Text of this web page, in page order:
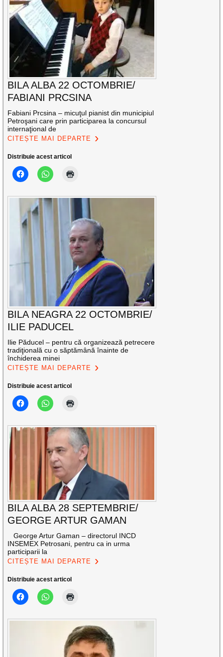
BILA ALBA 22 OCTOMBRIE/
FABIANI PRCSINA
Fabiani Prcsina – micuţul pianist din municipiul
Petroşani care prin participarea la concursul
internaţional de
CITEȘTE MAI DEPARTE
Distribuie acest articol
BILA NEAGRA 22 OCTOMBRIE/
ILIE PADUCEL
Ilie Păducel – pentru că organizează petrecere
tradiţională cu o săptămână înainte de
închiderea minei
CITEȘTE MAI DEPARTE
Distribuie acest articol
BILA ALBA 28 SEPTEMBRIE/
GEORGE ARTUR GAMAN
George Artur Gaman – directorul INCD
INSEMEX Petrosani, pentru ca in urma
participarii la
CITEȘTE MAI DEPARTE
Distribuie acest articol